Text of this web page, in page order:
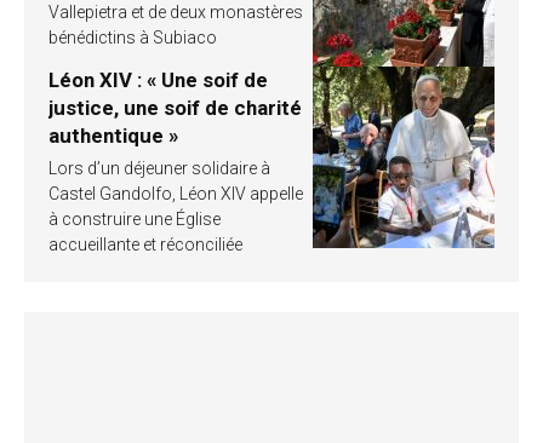
Vallepietra et de deux monastères
bénédictins à Subiaco
Léon XIV : « Une soif de
justice, une soif de charité
authentique »
Lors d’un déjeuner solidaire à
Castel Gandolfo, Léon XIV appelle
à construire une Église
accueillante et réconciliée